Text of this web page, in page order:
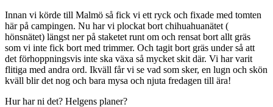
Innan vi körde till Malmö så fick vi ett ryck och fixade med tomten
här på campingen. Nu har vi plockat bort chihuahuanätet (
hönsnätet) längst ner på staketet runt om och rensat bort allt gräs
som vi inte fick bort med trimmer. Och tagit bort gräs under så att
det förhoppningsvis inte ska växa så mycket skit där. Vi har varit
flitiga med andra ord. Ikväll får vi se vad som sker, en lugn och skön
kväll blir det nog och bara mysa och njuta fredagen till ära!
Hur har ni det? Helgens planer?